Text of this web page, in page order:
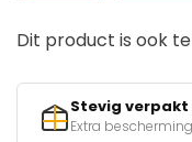
Dit product is ook
Stevig verpakt
Extra